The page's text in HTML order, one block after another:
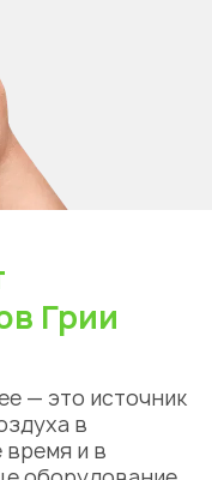
Грии
— это источник
в
и в